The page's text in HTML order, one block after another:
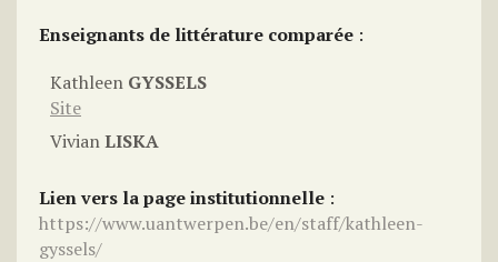
Enseignants de littérature comparée :
Kathleen GYSSELS
Site
VivianLISKA
Lien vers la page institutionnelle :
https://www.uantwerpen.be/en/staff/kathleen-
gyssels/